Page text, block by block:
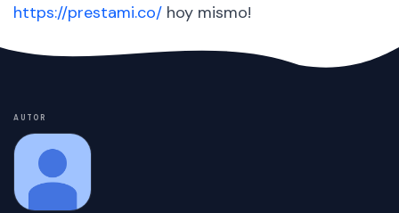
https://prestami.co/ hoy mismo!
AUTOR